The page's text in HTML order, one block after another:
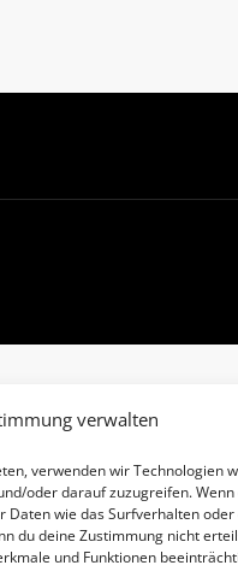
verwalten
verwenden wir Technologien
oder darauf zuzugreifen. Wenn
Daten wie das Surfverhalten
du deine Zustimmung nicht
und Funktionen